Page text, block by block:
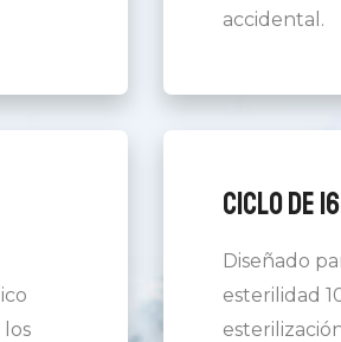
accidental.
Ciclo de
Diseñado
esterilidad